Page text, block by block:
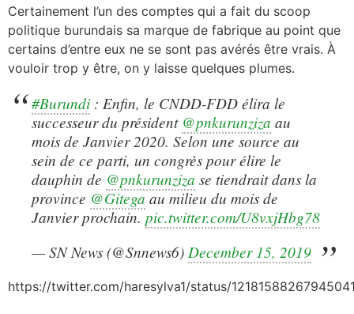
Certainement l’un des comptes qui a fait du scoop
politique burundais sa marque de fabrique au point que
certains d’entre eux ne se sont pas avérés être vrais. À
vouloir trop y être, on y laisse quelques plumes.
#Burundi: Enfin, le CNDD-FDD élira le
successeur du président @pnkurunziza au
mois de Janvier 2020. Selon une source au
sein de ce parti, un congrès pour élire le
dauphin de @pnkurunziza se tiendrait dans la
province @Gitegaau milieu du mois de
Janvier prochain.pic.twitter.com/U8vxjHbg78
— SN News (@Snnews6) December 15, 2019
https://twitter.com/haresylva1/status/